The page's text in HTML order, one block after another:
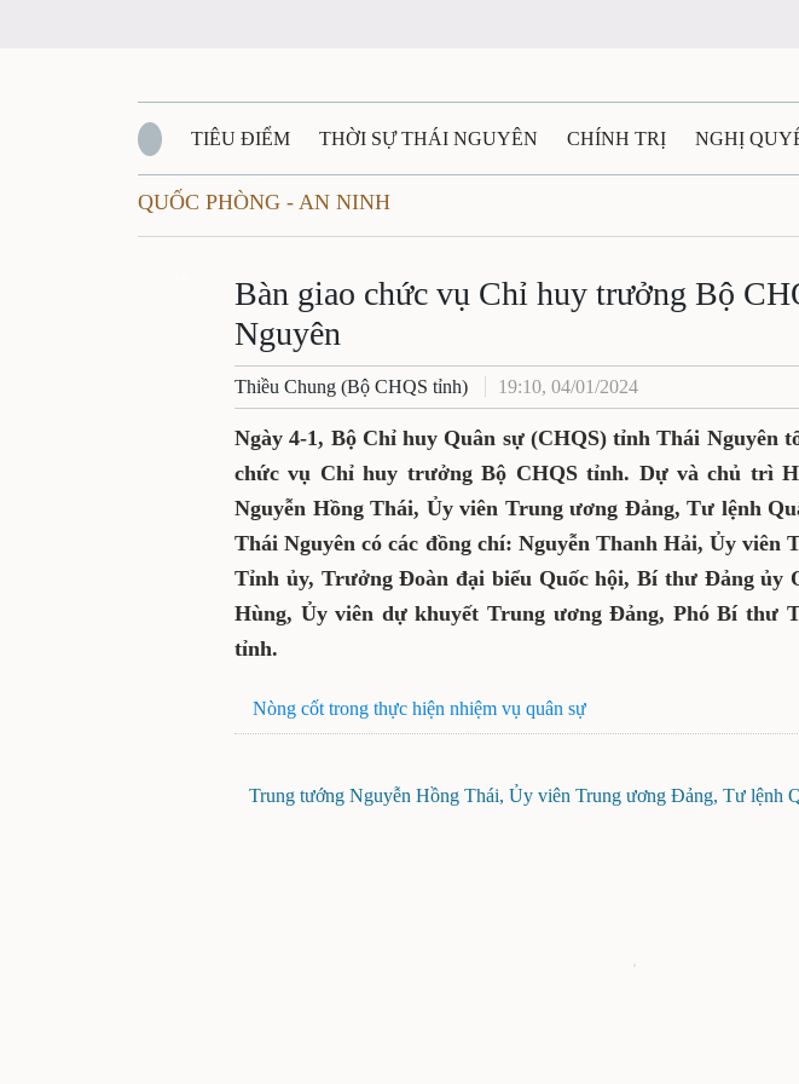
TIÊU ĐIỂM THỜI SỰ THÁI NGUYÊN CHÍNH TRỊ NGHỊ
QUỐC PHÒNG - AN NINH
QUÊ HƯƠNG - ĐẤT NƯỚC QUỐC TẾ TÀI NGUYÊN - MÔI TRƯỜNG
VĂN BẢN, CHÍNH SÁCH MỚI
QUỐC PHÒNG - AN NINH
Bàn giao chức vụ Chỉ huy trưởng Bộ
Nguyên
Thiều Chung (Bộ CHQS tỉnh) 19:10, 04/01/2024
Ngày 4-1, Bộ Chỉ huy Quân sự (CHQS) tỉnh Thái Nguyên
chức vụ Chỉ huy trưởng Bộ CHQS tỉnh. Dự và chủ trì
Nguyễn Hồng Thái, Ủy viên Trung ương Đảng, Tư lệnh
Thái Nguyên có các đồng chí: Nguyễn Thanh Hải, Ủy
Tỉnh ủy, Trưởng Đoàn đại biểu Quốc hội, Bí thư Đảng ủy
Hùng, Ủy viên dự khuyết Trung ương Đảng, Phó Bí thư
tỉnh.
Nòng cốt trong thực hiện nhiệm vụ quân sự
Trung tướng Nguyễn Hồng Thái, Ủy viên Trung ương Đảng, Tư lệnh